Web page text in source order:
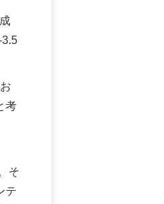
3.5
考
そ
テ